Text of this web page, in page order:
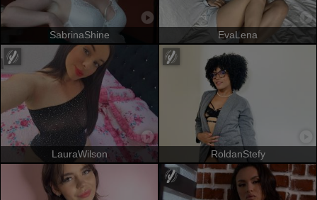
SabrinaShine EvaLena
LauraWilson RoldanStefy